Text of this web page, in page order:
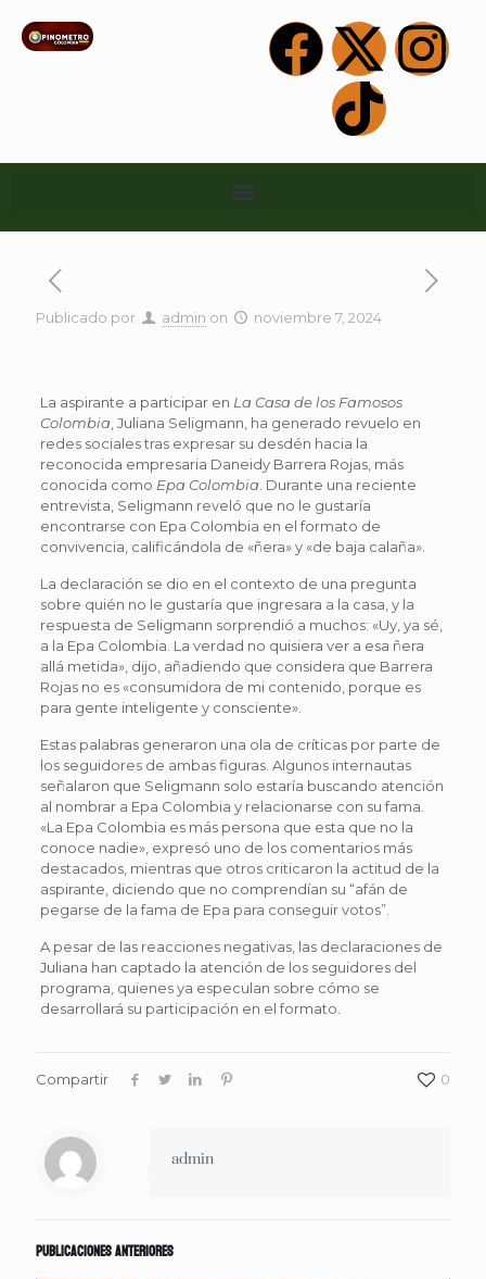
Publicado por admin on noviembre 7, 2024
La aspirante a participar en La Casa de los Famosos
Colombia , Juliana Seligmann, ha generado revuelo en
redes sociales tras expresar su desdén hacia la
reconocida empresaria Daneidy Barrera Rojas, más
conocida como Epa Colombia . Durante una reciente
entrevista, Seligmann reveló que no le gustaría
encontrarse con Epa Colombia en el formato de
convivencia, calificándola de «ñera» y «de baja calaña».
La declaración se dio en el contexto de una pregunta
sobre quién no le gustaría que ingresara a la casa, y la
respuesta de Seligmann sorprendió a muchos: «Uy, ya sé,
a la Epa Colombia. La verdad no quisiera ver a esa ñera
allá metida», dijo, añadiendo que considera que Barrera
Rojas no es «consumidora de mi contenido, porque es
para gente inteligente y consciente».
Estas palabras generaron una ola de críticas por parte de
los seguidores de ambas figuras. Algunos internautas
señalaron que Seligmann solo estaría buscando atención
al nombrar a Epa Colombia y relacionarse con su fama.
«La Epa Colombia es más persona que esta que no la
conoce nadie», expresó uno de los comentarios más
destacados, mientras que otros criticaron la actitud de la
aspirante, diciendo que no comprendían su “afán de
pegarse de la fama de Epa para conseguir votos”.
A pesar de las reacciones negativas, las declaraciones de
Juliana han captado la atención de los seguidores del
programa, quienes ya especulan sobre cómo se
desarrollará su participación en el formato.
Compartir 0
admin
Publicaciones anteriores